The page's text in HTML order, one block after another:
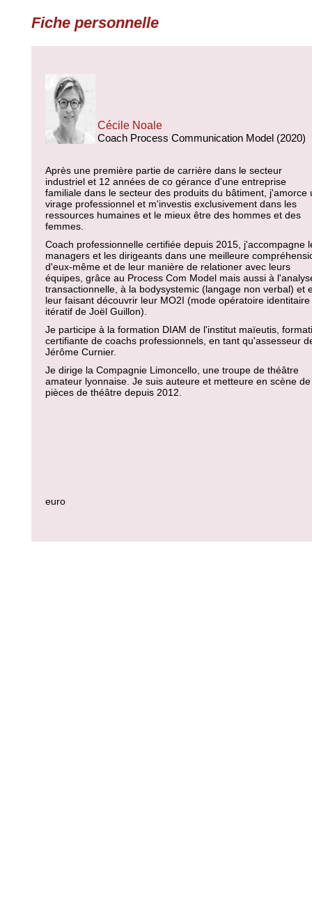
Fiche personnelle
Cécile Noale
Coach Process Communication Model (2020)
Après une première partie de carrière dans le secteur
industriel et 12 années de co gérance d'une entreprise
familiale dans le secteur des produits du bâtiment, j'amorce
virage professionnel et m'investis exclusivement dans les
ressources humaines et le mieux être des hommes et des
femmes.
Coach professionnelle certifiée depuis 2015, j'accompagne
managers et les dirigeants dans une meilleure
d'eux-même et de leur manière de relationer avec leurs
équipes, grâce au Process Com Model mais aussi à
transactionnelle, à la bodysystemic (langage non verbal) et
leur faisant découvrir leur MO2I (mode opératoire identitaire
itératif de Joël Guillon).
Je participe à la formation DIAM de l'institut maïeutis,
certifiante de coachs professionnels, en tant qu'assesseur
Jérôme Curnier.
Je dirige la Compagnie Limoncello, une troupe de théâtre
amateur lyonnaise. Je suis auteure et metteure en scène de
pièces de théâtre depuis 2012.
euro